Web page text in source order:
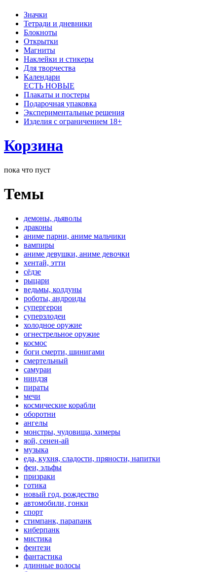
Значки
Тетради и дневники
Блокноты
Открытки
Магниты
Наклейки и стикеры
Для творчества
Календари
ЕСТЬ НОВЫЕ
Плакаты и постеры
Подарочная упаковка
Экспериментальные решения
Изделия с ограничением 18+
Корзина
пока что пуст
Темы
демоны, дьяволы
драконы
аниме парни, аниме мальчики
вампиры
аниме девушки, аниме девочки
хентай, этти
сёдзе
рыцари
ведьмы, колдуны
роботы, андроиды
супергерои
суперзлодеи
холодное оружие
огнестрельное оружие
космос
боги смерти, шинигами
смертельный
самураи
ниндзя
пираты
мечи
космические корабли
оборотни
ангелы
монстры, чудовища, химеры
яой, сенен-ай
музыка
еда, кухня, сладости, пряности, напитки
феи, эльфы
призраки
готика
новый год, рождество
автомобили, гонки
спорт
стимпанк, парапанк
киберпанк
мистика
фентези
фантастика
длинные волосы